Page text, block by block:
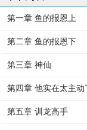
第一章 鱼的报恩上
第二章 鱼的报恩下
第三章 神仙
第四章 他实在太主动
第五章 训龙高手